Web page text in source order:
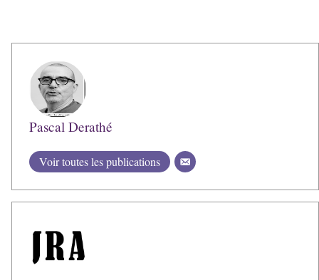
Pascal Derathé
Voir toutes les publications